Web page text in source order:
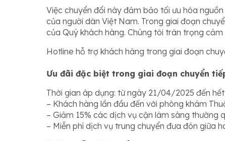
Việc chuyển đổi này đảm bảo tối ưu hóa
của người dân Việt Nam. Trong giai đoạn
của Quý khách hàng. Chúng tôi trân trọng
Hotline hỗ trợ khách hàng trong giai đoạn
Ưu đãi đặc biệt trong giai đoạn chuyển
Thời gian áp dụng: từ ngày 21/04/2025 đến
– Khách hàng lần đầu đến với phòng khám
– Giảm 15% các dịch vụ cận lâm sàng thường
– Miễn phí dịch vụ trung chuyển đưa đón giữa